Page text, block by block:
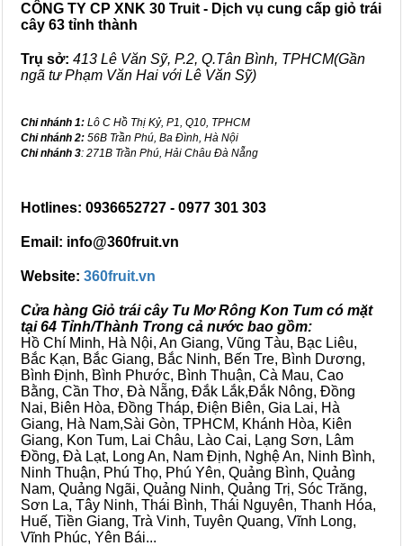
CÔNG TY CP XNK 30 Truit - Dịch vụ cung cấp giỏ trái
cây 63 tỉnh thành
Trụ sở: 413 Lê Văn Sỹ, P.2, Q.Tân Bình, TPHCM(Gần
ngã tư Phạm Văn Hai với Lê Văn Sỹ)
Chi nhánh 1: Lô C Hồ Thị Kỷ, P1, Q10, TPHCM
Chi nhánh 2: 56B Trần Phú, Ba Đình, Hà Nội
Chi nhánh 3: 271B Trần Phú, Hải Châu Đà Nẵng
Hotlines: 0936652727 - 0977 301 303
Email: info@360fruit.vn
Website: 360fruit.vn
Cửa hàng Giỏ trái cây Tu Mơ Rông Kon Tum có mặt
tại 64 Tỉnh/Thành Trong cả nước bao gồm:
Hồ Chí Minh, Hà Nội, An Giang, Vũng Tàu, Bạc Liêu,
Bắc Kạn, Bắc Giang, Bắc Ninh, Bến Tre, Bình Dương,
Bình Định, Bình Phước, Bình Thuận, Cà Mau, Cao
Bằng, Cần Thơ, Đà Nẵng, Đắk Lắk,Đắk Nông, Đồng
Nai, Biên Hòa, Đồng Tháp, Điện Biên, Gia Lai, Hà
Giang, Hà Nam,Sài Gòn, TPHCM, Khánh Hòa, Kiên
Giang, Kon Tum, Lai Châu, Lào Cai, Lạng Sơn, Lâm
Đồng, Đà Lạt, Long An, Nam Định, Nghệ An, Ninh Bình,
Ninh Thuận, Phú Thọ, Phú Yên, Quảng Bình, Quảng
Nam, Quảng Ngãi, Quảng Ninh, Quảng Trị, Sóc Trăng,
Sơn La, Tây Ninh, Thái Bình, Thái Nguyên, Thanh Hóa,
Huế, Tiền Giang, Trà Vinh, Tuyên Quang, Vĩnh Long,
Vĩnh Phúc, Yên Bái...